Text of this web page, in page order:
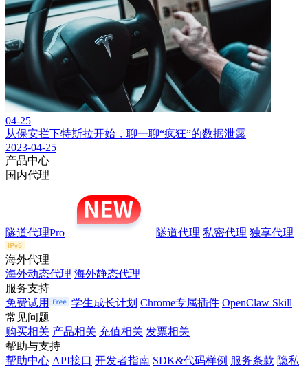
04-25
从保安拦下特斯拉开始，聊一聊“疯狂”的数据泄露
2023-04-25
产品中心
国内代理
隧道代理Pro 隧道代理 私密代理 独享代理
海外代理
海外动态代理 海外静态代理
服务支持
免费试用
学生成长计划 Chrome专属插件 OpenClaw Skill
常见问题
购买相关 产品相关 充值相关 发票相关
帮助与支持
帮助中心 API接口 开发者指南 SDK&代码样例 服务条款 隐私